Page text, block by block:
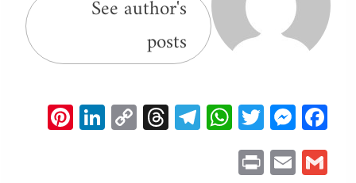
See author's
posts
Facebook
Messenger
Twitter
WhatsApp
Telegram
Threads
Copy
Gmail
Email